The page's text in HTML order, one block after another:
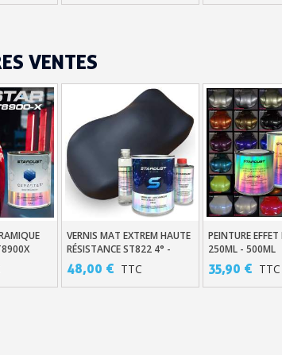
10€ de bon d'achat
Inscription à la
VENTES
Ajouter Au Panier
VERNIS MAT EXTREM HAUTE
RÉSISTANCE ST822 4° -
ST823 2°
48,00 € TTC
Ajouter Au
PEINTURE
250ML - 500ML
35,90 € TTC